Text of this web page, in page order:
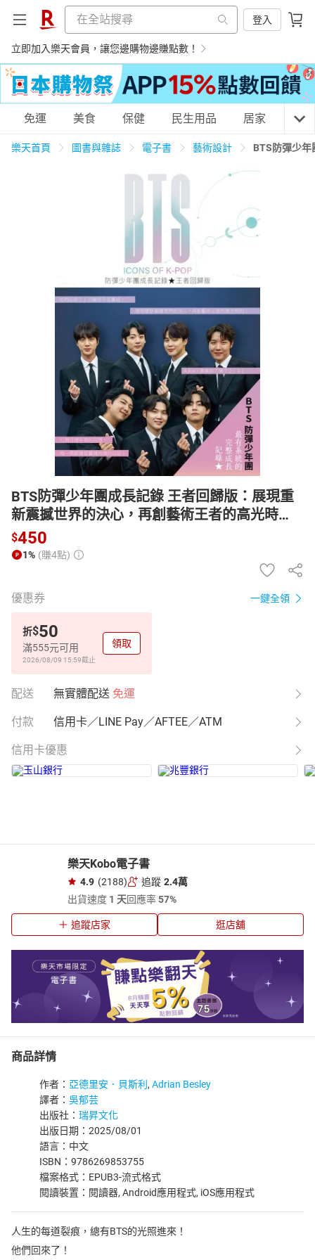
登入
立即加入樂天會員，讓您邊購物邊賺點數！
購物網分類
運動休閒
女裝 男裝 化妝保養 情趣用品
電子/紙本書
HOT
免運 美食 保健 民生用品 居家 3C
樂天首頁 圖書與雜誌 電子書 藝術設計 BTS防彈少
BTS防彈少年團成長記錄 王者回歸版：展現重
新震撼世界的決心，再創藝術王者的高光時
刻！【電子書】
$450
1% (賺4點)
優惠券 一鍵全領
折$50
滿555元可用
2026/08/09 15:59截止
領取
配送 無實體配送 免運
付款 信用卡／LINE Pay／AFTEE／ATM
信用卡優惠
樂天Kobo電子書
4.9 (2188) 追蹤 2.4萬
出貨速度 1 天回應率57%
追蹤店家 逛店舖
商品詳情
作者： 亞德里安．貝斯利 , Adrian Besley
譯者： 吳郁芸
出版社： 瑞昇文化
出版日期：2025/08/01
語言：中文
ISBN：9786269853755
檔案格式：EPUB3-流式格式
閱讀裝置：閱讀器, Android應用程式, iOS應用程式
人生的每道裂痕，總有BTS的光照進來！
他們回來了！